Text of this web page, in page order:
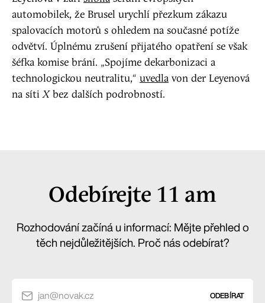
automobilek, že Brusel urychlí přezkum zákazu
spalovacích motorů s ohledem na současné potíže
odvětví. Úplnému zrušení přijatého opatření se však
šéfka komise brání. „Spojíme dekarbonizaci a
technologickou neutralitu,“ uvedla von der Leyenová
na sítiXbez dalších podrobností.
Odebírejte 11 am
Rozhodování začíná u informací: Mějte přehled o
těch nejdůležitějších. Proč nás odebírat?
jan@novak.cz ODEBÍRAT